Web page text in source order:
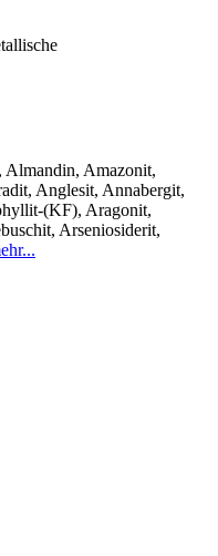
Amazonit,
Anglesit, Annabergit,
(KF), Aragonit,
Arseniosiderit,